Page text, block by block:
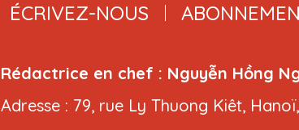
ÉCRIVEZ-NOUS
Rédactrice en chef : Nguyễn Hồng
Adresse : 79, rue Ly Thuong Kiêt,